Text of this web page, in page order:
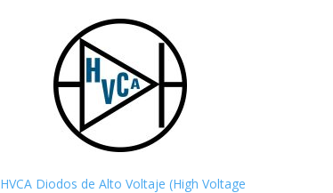
HVCA Diodos de Alto Voltaje (High Voltage